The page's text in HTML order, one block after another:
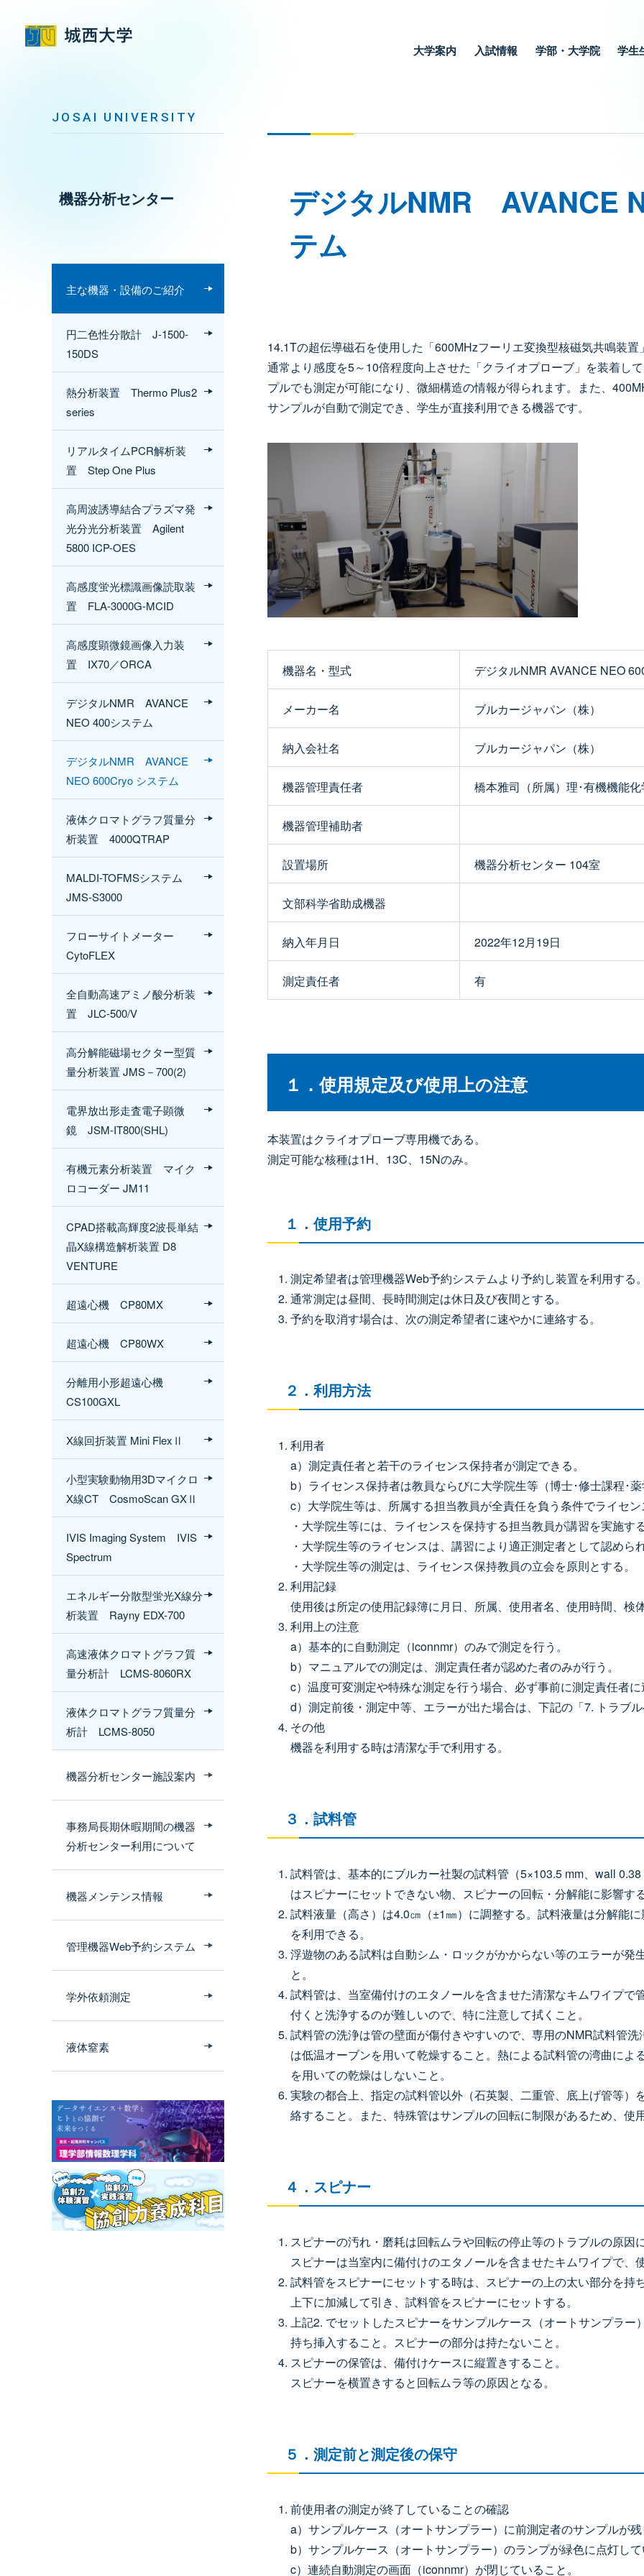
大学案内 入試情報 学部・大学院 学生
デジタルNMR AVANCE
テム
14.1Tの超伝導磁石を使用した「600MHzフーリエ変換型核磁気共鳴装置
通常より感度を5～10倍程度向上させた「クライオプローブ」を装着し
プルでも測定が可能になり、微細構造の情報が得られます。また、
サンプルが自動で測定でき、学生が直接利用できる機器です。
機器名・型式 デジタルNMR AVANCE NEO
メーカー名 ブルカージャパン（株）
納入会社名 ブルカージャパン（株）
機器管理責任者 橋本雅司（所属）理･有機機能
機器管理補助者
設置場所 機器分析センター 104室
文部科学省助成機器
納入年月日 2022年12月19日
測定責任者 有
１．使用規定及び使用上の注意
本装置はクライオプローブ専用機である。
測定可能な核種は1H、13C、15Nのみ。
１．使用予約
測定希望者は管理機器Web予約システムより予約し装置を利用する
通常測定は昼間、長時間測定は休日及び夜間とする。
予約を取消す場合は、次の測定希望者に速やかに連絡する。
２．利用方法
利用者
a）測定責任者と若干のライセンス保持者が測定できる。
b）ライセンス保持者は教員ならびに大学院生等（博士･修士課程･
c）大学院生等は、所属する担当教員が全責任を負う条件でライセ
・大学院生等には、ライセンスを保持する担当教員が講習を実施す
・大学院生等のライセンスは、講習により適正測定者として認めら
・大学院生等の測定は、ライセンス保持教員の立会を原則とする。
利用記録
使用後は所定の使用記録簿に月日、所属、使用者名、使用時間、検
利用上の注意
a）基本的に自動測定（iconnmr）のみで測定を行う。
b）マニュアルでの測定は、測定責任者が認めた者のみが行う。
c）温度可変測定や特殊な測定を行う場合、必ず事前に測定責任者
d）測定前後・測定中等、エラーが出た場合は、下記の「7. トラブ
その他
機器を利用する時は清潔な手で利用する。
３．試料管
試料管は、基本的にブルカー社製の試料管（5×103.5 mm、wall
はスピナーにセットできない物、スピナーの回転・分解能に影響す
試料液量（高さ）は4.0㎝（±1㎜）に調整する。試料液量は分解能
を利用できる。
浮遊物のある試料は自動シム・ロックがかからない等のエラーが
と。
試料管は、当室備付けのエタノールを含ませた清潔なキムワイプ
付くと洗浄するのが難しいので、特に注意して拭くこと。
試料管の洗浄は管の壁面が傷付きやすいので、専用のNMR試料管
は低温オーブンを用いて乾燥すること。熱による試料管の湾曲に
を用いての乾燥はしないこと。
実験の都合上、指定の試料管以外（石英製、二重管、底上げ管等
絡すること。また、特殊管はサンプルの回転に制限があるため、使
４．スピナー
スピナーの汚れ・磨耗は回転ムラや回転の停止等のトラブルの原因
スピナーは当室内に備付けのエタノールを含ませたキムワイプで、
試料管をスピナーにセットする時は、スピナーの上の太い部分を持
上下に加減して引き、試料管をスピナーにセットする。
上記2. でセットしたスピナーをサンプルケース（オートサンプラ
持ち挿入すること。スピナーの部分は持たないこと。
スピナーの保管は、備付けケースに縦置きすること。
スピナーを横置きすると回転ムラ等の原因となる。
５．測定前と測定後の保守
前使用者の測定が終了していることの確認
a）サンプルケース（オートサンプラー）に前測定者のサンプルが
b）サンプルケース（オートサンプラー）のランプが緑色に点灯し
c）連続自動測定の画面（iconnmr）が閉じていること。
機器分析センター
主な機器・設備のご紹介
円二色性分散計 J-1500-
150DS
熱分析装置 Thermo Plus2
series
リアルタイムPCR解析装
置 Step One Plus
高周波誘導結合プラズマ発
光分光分析装置 Agilent
5800 ICP-OES
高感度蛍光標識画像読取装
置 FLA-3000G-MCID
高感度顕微鏡画像入力装
置 IX70／ORCA
デジタルNMR AVANCE
NEO 400システム
デジタルNMR AVANCE
NEO 600Cryo システム
液体クロマトグラフ質量分
析装置 4000QTRAP
MALDI-TOFMSシステム
JMS-S3000
フローサイトメーター
CytoFLEX
全自動高速アミノ酸分析装
置 JLC-500/V
高分解能磁場セクター型質
量分析装置 JMS－700(2)
電界放出形走査電子顕微
鏡 JSM-IT800(SHL)
有機元素分析装置 マイク
ロコーダー JM11
CPAD搭載高輝度2波長単結
晶X線構造解析装置 D8
VENTURE
超遠心機 CP80MX
超遠心機 CP80WX
分離用小形超遠心機
CS100GXL
X線回折装置 Mini FlexⅡ
小型実験動物用3Dマイクロ
X線CT CosmoScan GXⅡ
IVIS Imaging System IVIS
Spectrum
エネルギー分散型蛍光X線分
析装置 Rayny EDX-700
高速液体クロマトグラフ質
量分析計 LCMS-8060RX
液体クロマトグラフ質量分
析計 LCMS-8050
機器分析センター施設案内
事務局長期休暇期間の機器
分析センター利用について
機器メンテンス情報
管理機器Web予約システム
学外依頼測定
液体窒素